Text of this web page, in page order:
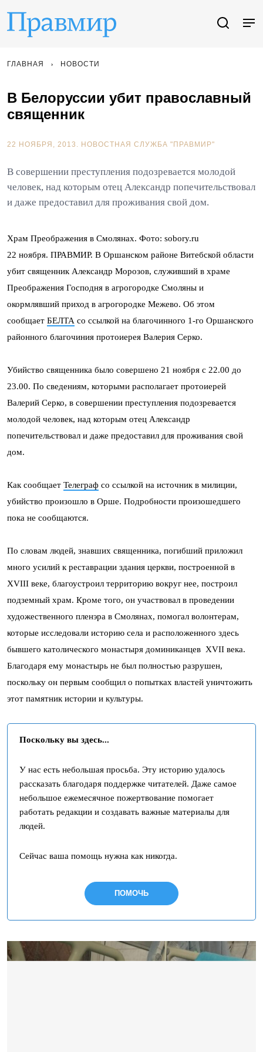
ГЛАВНАЯ НОВОСТИ
В Белоруссии убит православный
священник
22 НОЯБРЯ, 2013. НОВОСТНАЯ СЛУЖБА "ПРАВМИР"
В совершении преступления подозревается молодой
человек, над которым отец Александр попечительствовал
и даже предоставил для проживания свой дом.
Храм Преображения в Смолянах. Фото: sobory.ru
22 ноября. ПРАВМИР. В Оршанском районе Витебской области
убит священник Александр Морозов, служивший в храме
Преображения Господня в агрогородке Смоляны и
окормлявший приход в агрогородке Межево. Об этом
сообщает БЕЛТА со ссылкой на благочинного 1-го Оршанского
районного благочиния протоиерея Валерия Серко.
Убийство священника было совершено 21 ноября с 22.00 до
23.00. По сведениям, которыми располагает протоиерей
Валерий Серко, в совершении преступления подозревается
молодой человек, над которым отец Александр
попечительствовал и даже предоставил для проживания свой
дом.
Как сообщает Телеграф со ссылкой на источник в милиции,
убийство произошло в Орше. Подробности произошедшего
пока не сообщаются.
По словам людей, знавших священника, погибший приложил
много усилий к реставрации здания церкви, построенной в
XVIII веке, благоустроил территорию вокруг нее, построил
подземный храм. Кроме того, он участвовал в проведении
художественного пленэра в Смолянах, помогал волонтерам,
которые исследовали историю села и расположенного здесь
бывшего католического монастыря доминиканцев XVII века.
Благодаря ему монастырь не был полностью разрушен,
поскольку он первым сообщил о попытках властей уничтожить
этот памятник истории и культуры.
Поскольку вы здесь...
У нас есть небольшая просьба. Эту историю удалось
рассказать благодаря поддержке читателей. Даже самое
небольшое ежемесячное пожертвование помогает
работать редакции и создавать важные материалы для
людей.
Сейчас ваша помощь нужна как никогда.
ПОМОЧЬ